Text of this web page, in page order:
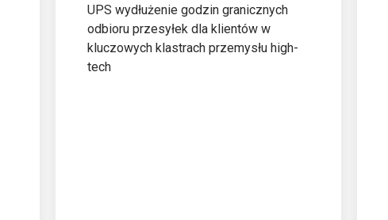
UPS wydłużenie godzin granicznych
odbioru przesyłek dla klientów w
kluczowych klastrach przemysłu high-
tech